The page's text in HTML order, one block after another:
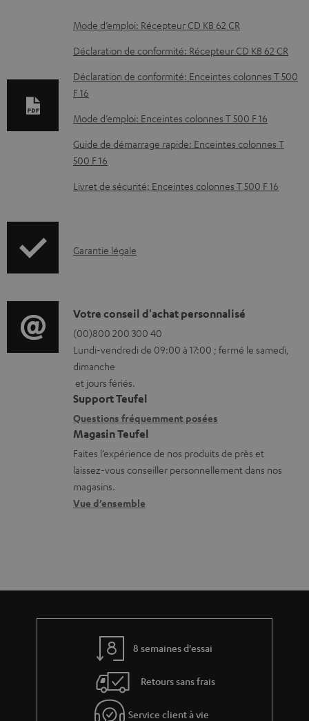
D
o
u
e
n
t
s
l
h
a
r
g
e
a
b
l
e
s
Mode d’emploi: Récepteur CD KB 62 CR
Déclaration de conformité: Récepteur CD KB 62 CR
Déclaration de conformité: Enceintes colonnes T 500
F 16
Mode d’emploi: Enceintes colonnes T 500 F 16
Guide de démarrage rapide: Enceintes colonnes T
500 F 16
Livret de sécurité: Enceintes colonnes T 500 F 16
I
o
r
m
a
t
i
o
n
s
r
v
Garantie légale
D
é
t
a
i
l
s
c
o
n
Votre conseil d'achat personnalisé
(00)800 200 300 40
Lundi-vendredi de 09:00 à 17:00 ; fermé le samedi,
dimanche
et jours fériés.
Support Teufel
Questions fréquemment posées
Magasin Teufel
Faites l’expérience de nos produits de près et
laissez-vous conseiller personnellement dans nos
magasins.
Vue d’ensemble
8 semaines d'essai
Retours sans frais
Service client à vie